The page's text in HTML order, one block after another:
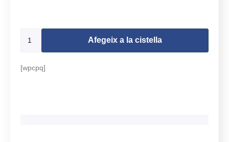
Afegeix a la cistella
[wpcpq]